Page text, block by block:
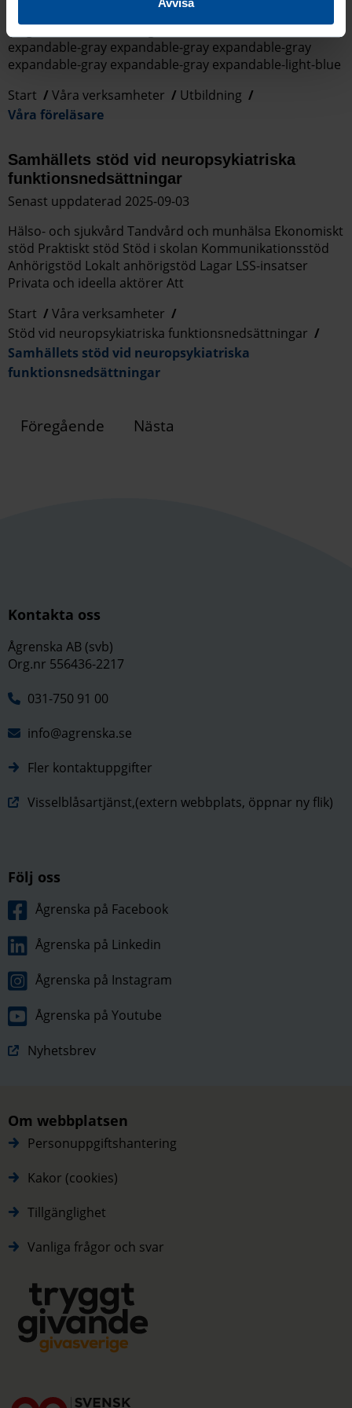
Andreas Svensson Anna Glenvik Hanna Borg Linn
Magnusson Samuel Holgersson Kontakta oss
expandable-gray expandable-gray expandable-gray
expandable-gray expandable-gray expandable-light-blue
Start
Våra verksamheter
Utbildning
Våra föreläsare
Samhällets stöd vid neuropsykiatriska
funktionsnedsättningar
Senast uppdaterad 2025-09-03
Hälso- och sjukvård Tandvård och munhälsa Ekonomiskt
stöd Praktiskt stöd Stöd i skolan Kommunikationsstöd
Anhörigstöd Lokalt anhörigstöd Lagar LSS-insatser
Privata och ideella aktörer Att
Start
Våra verksamheter
Stöd vid neuropsykiatriska funktionsnedsättningar
Samhällets stöd vid neuropsykiatriska
funktionsnedsättningar
Föregående Nästa
Kontakta oss
Ågrenska AB (svb)
Org.nr 556436-2217
031-750 91 00
info@agrenska.se
Fler kontaktuppgifter
Visselblåsartjänst,(extern webbplats, öppnar ny flik)
Följ oss
Ågrenska på Facebook
Ågrenska på Linkedin
Ågrenska på Instagram
Ågrenska på Youtube
Nyhetsbrev
Om webbplatsen
Personuppgiftshantering
Kakor (cookies)
Tillgänglighet
Vanliga frågor och svar